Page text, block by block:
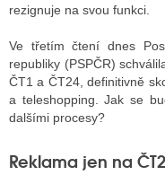
VYSÍLAČE
INTERNET
RÁDIA
STRÁNKY RÁDIÍ
rezignuje na svou funkci.
Ve třetím čtení dnes
republiky (PSPČR)
ČT1 a ČT24, definitivně
a teleshopping. Jak se
dalšími procesy?
Reklama jen na